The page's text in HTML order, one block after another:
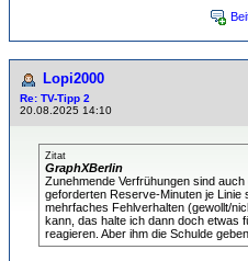
Lopi2000
Re: TV-Tipp 2
20.08.2025 14:10
Zitat
GraphXBerlin
Zunehmende Verfrühungen sind
geforderten Reserve-Minuten je Linie
mehrfaches Fehlverhalten (gewollt/
kann, das halte ich dann doch etwas
reagieren. Aber ihm die Schulde